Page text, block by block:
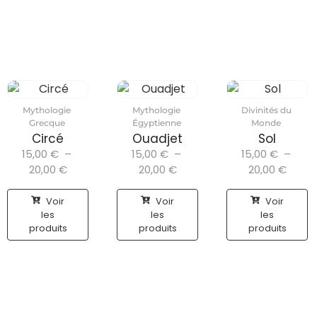
Mythologie
Grecque
Circé
15,00 € –
20,00 €
Voir
les
produits
Mythologie
Égyptienne
Ouadjet
15,00 € –
20,00 €
Voir
les
produits
Divinités du
Monde
Sol
15,00 € –
20,00 €
Voir
les
produits